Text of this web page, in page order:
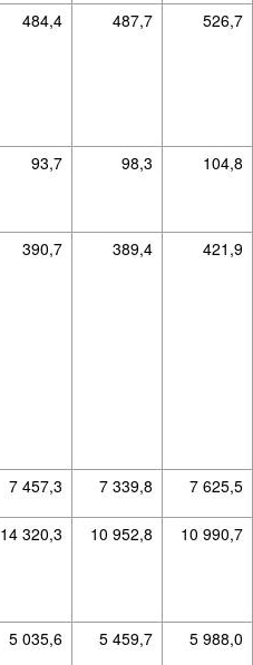
484,4 487,7 526,7
93,7 98,3 104,8
390,7 389,4 421,9
7 457,3 7 339,8 7 625,5
14 320,3 10 952,8 10 990,7
5 035,6 5 459,7 5 988,0